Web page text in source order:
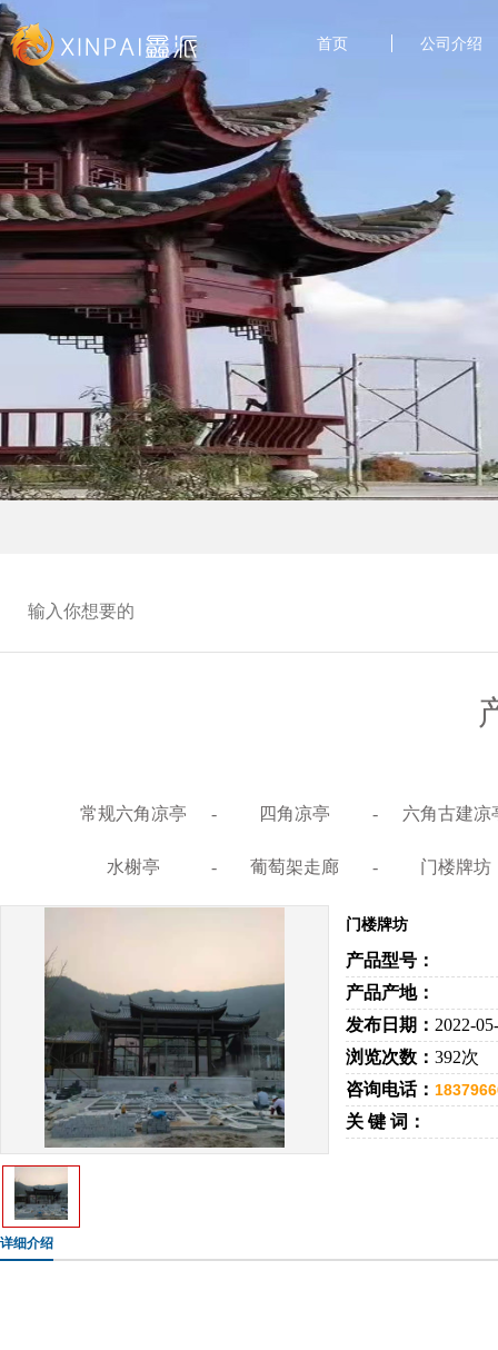
首页 公司介绍
常规六角凉亭 - 四角凉亭 - 六角古建凉
水榭亭 - 葡萄架走廊 - 门楼牌坊
门楼牌坊
产品型号：
产品产地：
发布日期： 2022-
浏览次数： 392次
咨询电话：
关 键 词：
详细介绍